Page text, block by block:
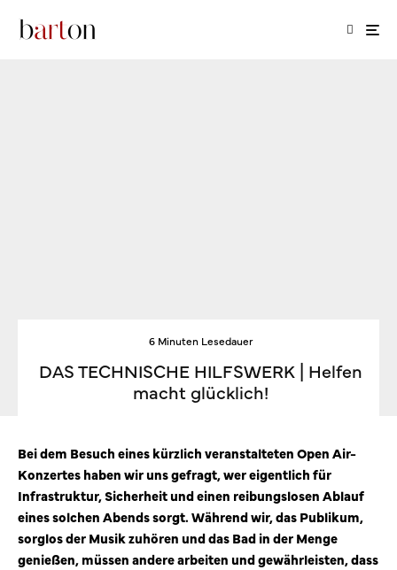
6 Minuten Lesedauer
DAS TECHNISCHE HILFSWERK | Helfen
macht glücklich!
Bei dem Besuch eines kürzlich veranstalteten Open Air-
Konzertes haben wir uns gefragt, wer eigentlich für
Infrastruktur, Sicherheit und einen reibungslosen Ablauf
eines solchen Abends sorgt. Während wir, das Publikum,
sorglos der Musik zuhören und das Bad in der Menge
genießen, müssen andere arbeiten und gewährleisten, dass